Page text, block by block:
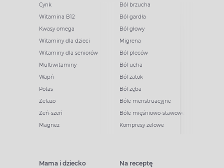
Cynk
Witamina B12
Kwasy omega
Witaminy dla dzieci
Witaminy dla seniorów
Multiwitaminy
Wapń
Potas
Żelazo
Żeń-szeń
Magnez
Ból brzucha
Ból gardła
Ból głowy
Migrena
Ból pleców
Ból ucha
Ból zatok
Ból zęba
Bóle menstruacyjne
Bóle mięśniowo-stawowe
Kompresy żelowe
Mama i dziecko Na receptę